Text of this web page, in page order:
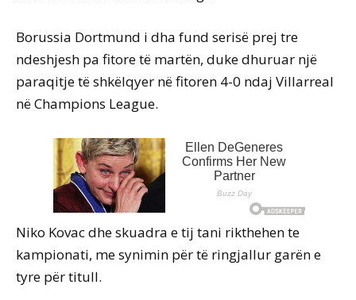
Borussia Dortmund i dha fund serisë prej tre
ndeshjesh pa fitore të martën, duke dhuruar një
paraqitje të shkëlqyer në fitoren 4-0 ndaj Villarreal
në Champions League.
Niko Kovac dhe skuadra e tij tani rikthehen te
kampionati, me synimin për të ringjallur garën e
tyre për titull.